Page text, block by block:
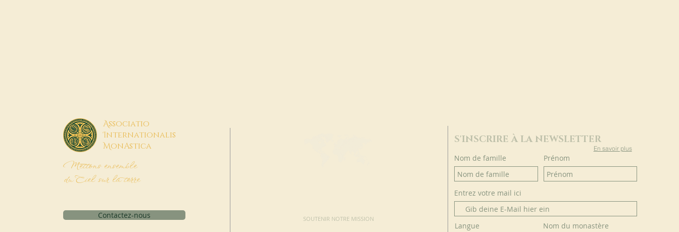
Associatio
Internationalis
MonAstica
Mettons ensemble
du Ciel sur la terre
Contactez-nous SOUTENIR NOTRE MISSION
S'INSCRIRE À LA NEWSLETTER
En savoir plus
Nom de famille Prénom
Entrez votre mail ici
Langue Nom du monastère